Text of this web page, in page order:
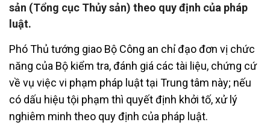
sản (Tổng cục Thủy sản) theo quy định của pháp
luật.
Phó Thủ tướng giao Bộ Công an chỉ đạo đơn vị chức
năng của Bộ kiểm tra, đánh giá các tài liệu, chứng cứ
về vụ việc vi phạm pháp luật tại Trung tâm này; nếu
có dấu hiệu tội phạm thì quyết định khởi tố, xử lý
nghiêm minh theo quy định của pháp luật.